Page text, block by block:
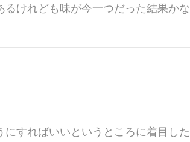
けれども味が今一つだった結果かな
すればいいというところに着目した